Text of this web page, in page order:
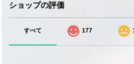
ショップの評価
すべて 177